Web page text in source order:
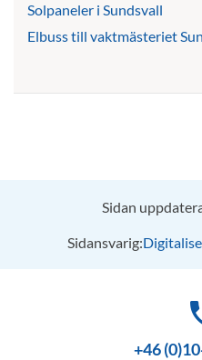
Solpaneler i Sundsvall
Elbuss till vaktmästeriet
Sidan
Sidansvarig:
+46